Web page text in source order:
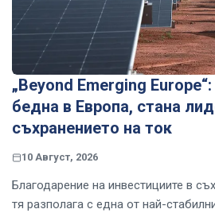
„Beyond Emerging
бедна в Европа, стана
съхранението на ток
10 Август, 2026
Благодарение на инвестициите в
тя разполага с една от най-